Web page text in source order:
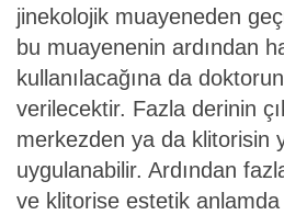
jinekolojik muayeneden
bu muayenenin ardından
kullanılacağına da
verilecektir. Fazla derinin
merkezden ya da klitorisin
uygulanabilir. Ardından
ve klitorise estetik